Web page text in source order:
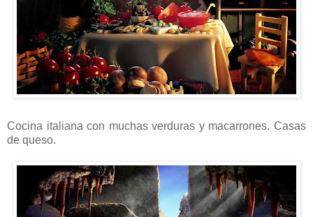
Cocina italiana con muchas verduras y macarrones. Casas
de queso.